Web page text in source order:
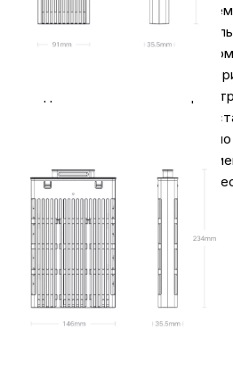
создает здоровую
Комплект состоит из 2-х
фильтрации (6-ти слойная
фильтрация всевозможных
одного биохимической
х модулей нитрификации).
штатные отсеки
отключить аквариум).
периодичность замены - 6